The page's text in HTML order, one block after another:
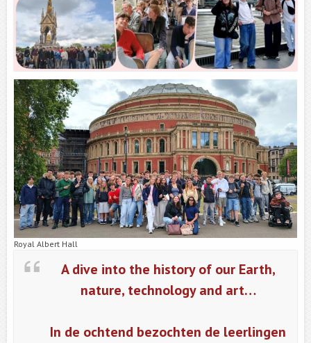
Royal Albert Hall
A dive into the history of our Earth,
nature, technology and art…
In de ochtend bezochten de leerlingen